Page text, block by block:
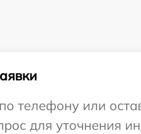
телефону или
для уточнения